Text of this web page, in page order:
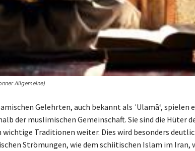
Allgemeine)
Gelehrten, auch bekannt als ʿUlamā‘, spielen
der muslimischen Gemeinschaft. Sie sind die Hüter
wichtige Traditionen weiter. Dies wird besonders
Strömungen, wie dem schiitischen Islam im Iran,